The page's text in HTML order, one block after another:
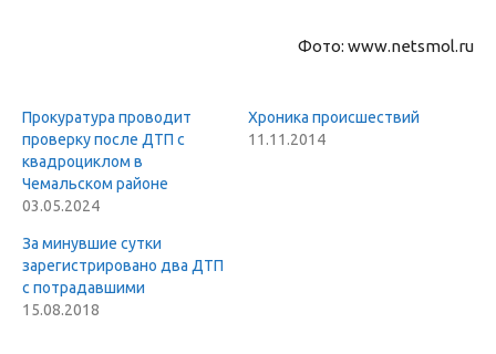
Фото: www.netsmol.ru
Прокуратура проводит
проверку после ДТП с
квадроциклом в
Чемальском районе
03.05.2024
Хроника происшествий
11.11.2014
За минувшие сутки
зарегистрировано два ДТП
с потрадавшими
15.08.2018